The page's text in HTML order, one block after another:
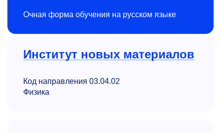
Очная форма обучения на русском языке
Институт новых материалов
Код направления 03.04.02
Физика